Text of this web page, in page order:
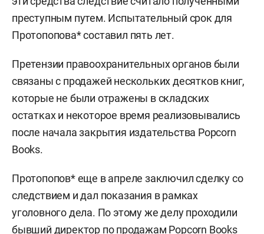
преступным путем. Испытательный срок для
Протопопова* составил пять лет.
Претензии правоохранительных органов были
связаны с продажей нескольких десятков книг,
которые не были отражены в складских
остатках и некоторое время реализовывались
после начала закрытия издательства Popcorn
Books.
Протопопов* еще в апреле заключил сделку со
следствием и дал показания в рамках
уголовного дела. По этому же делу проходили
бывший директор по продажам Popcorn Books